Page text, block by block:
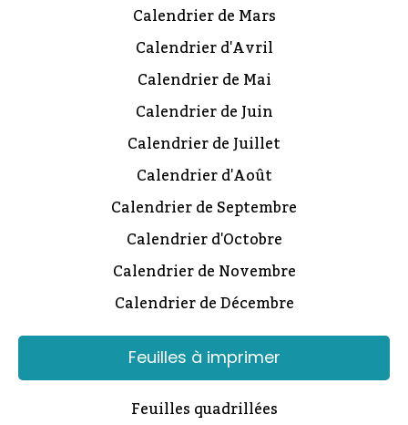
Calendrier de Mars
Calendrier d'Avril
Calendrier de Mai
Calendrier de Juin
Calendrier de Juillet
Calendrier d'Août
Calendrier de Septembre
Calendrier d'Octobre
Calendrier de Novembre
Calendrier de Décembre
Feuilles à imprimer
Feuilles quadrillées